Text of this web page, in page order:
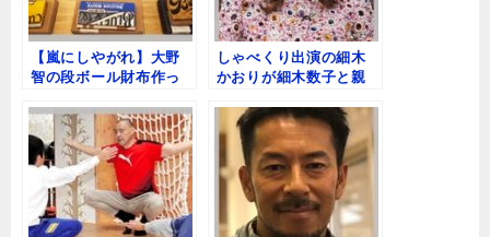
k
【嵐にしやがれ】大野
智の段ボール財布作っ
方法
しゃべくり出演の細木
かおりが細木数子と親
結婚も！